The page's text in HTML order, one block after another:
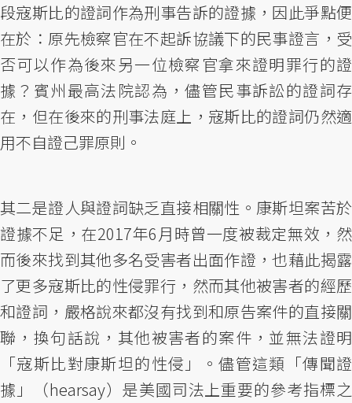
段寇斯比的證詞作為刑事告訴的證據，因此爭點便
在於：原先檢察官在不起訴協議下的民事證言，受
否可以作為後來另一位檢察官拿來證明罪行的證
據？賓州最高法院認為，儘管民事訴訟的證詞存
在，但在後來的刑事法庭上，寇斯比的證詞仍然適
用不自證己罪原則。
其二是證人與證詞缺乏直接相關性。康斯坦案苦於
證據不足，在2017年6月時曾一度被裁定無效，然
而後來找到其他多名受害者出面作證，也藉此揭露
了更多寇斯比的性侵罪行，然而其他被害者的經歷
和證詞，嚴格說來都沒有找到和原告案件的直接關
聯，換句話說，其他被害者的案件，並無法證明
「寇斯比對康斯坦的性侵」。儘管這類「傳聞證
據」（hearsay）是美國司法上重要的參考指標之